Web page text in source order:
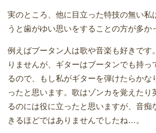
実のところ、他に目立った特技の無い私
うと歯がゆい思いをすることの方が多か
例えばブータン人は歌や音楽も好きです
りませんが、ギターはブータンでも持っ
るので、もし私がギターを弾けたらかな
ったと思います。歌はゾンカを覚えたり
るのには役に立ったと思いますが、音痴
きるほどではありませんでしたね…。